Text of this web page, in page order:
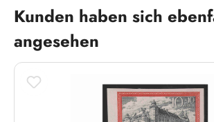
Produktgalerie überspringen
Kunden haben sich
angesehen